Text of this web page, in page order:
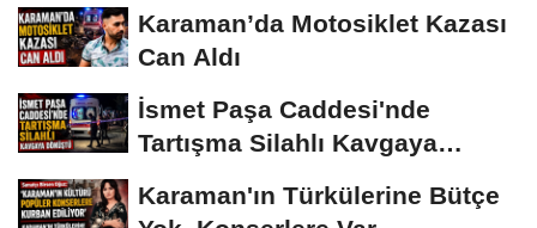
Karaman’da Motosiklet Kazası
Can Aldı
İsmet Paşa Caddesi'nde
Tartışma Silahlı Kavgaya
Karaman'ın Türkülerine Bütçe